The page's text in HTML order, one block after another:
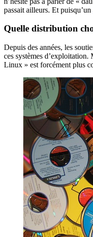
passait ailleurs. Et puisqu’un
Quelle distribution
Depuis des années, les
ces systèmes
Linux » est forcément plus